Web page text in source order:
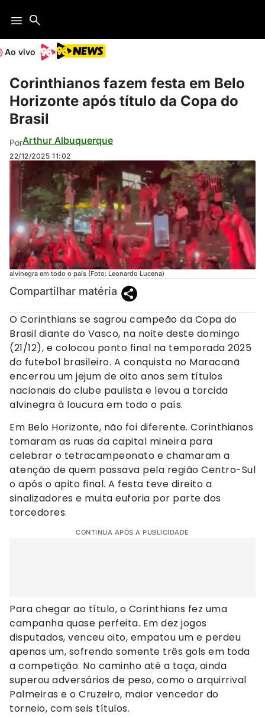
Ao vivo
Corinthianos fazem festa em Belo
Horizonte após título da Copa do
Brasil
PorArthur Albuquerque
22/12/2025 11:02
Vitória sobre o Vasco no Maracanã garante o tetracampeonato e provoca festa
alvinegra em todo o país (Foto: Leonardo Lucena)
Compartilhar matéria
O Corinthians se sagrou campeão da Copa do
Brasil diante do Vasco, na noite deste domingo
(21/12), e colocou ponto final na temporada 2025
do futebol brasileiro. A conquista no Maracanã
encerrou um jejum de oito anos sem títulos
nacionais do clube paulista e levou a torcida
alvinegra à loucura em todo o país.
Em Belo Horizonte, não foi diferente. Corinthianos
tomaram as ruas da capital mineira para
celebrar o tetracampeonato e chamaram a
atenção de quem passava pela região Centro-Sul
o após o apito final. A festa teve direito a
sinalizadores e muita euforia por parte dos
torcedores.
CONTINUA APÓS A PUBLICIDADE
Para chegar ao título, o Corinthians fez uma
campanha quase perfeita. Em dez jogos
disputados, venceu oito, empatou um e perdeu
apenas um, sofrendo somente três gols em toda
a competição. No caminho até a taça, ainda
superou adversários de peso, como o arquirrival
Palmeiras e o Cruzeiro, maior vencedor do
torneio, com seis títulos.